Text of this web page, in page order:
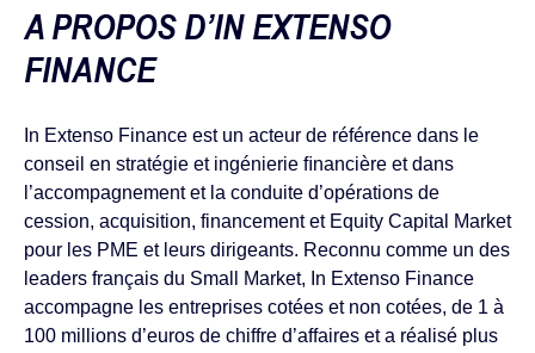
A PROPOS D’IN EXTENSO
FINANCE
In Extenso Finance est un acteur de référence dans le
conseil en stratégie et ingénierie ﬁnancière et dans
l’accompagnement et la conduite d’opérations de
cession, acquisition, financement et Equity Capital Market
pour les PME et leurs dirigeants. Reconnu comme un des
leaders français du Small Market, In Extenso Finance
accompagne les entreprises cotées et non cotées, de 1 à
100 millions d’euros de chiffre d’affaires et a réalisé plus